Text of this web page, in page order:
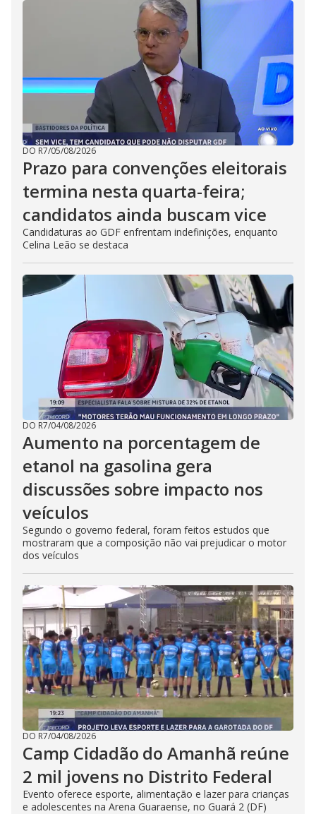
DO R7/05/08/2026
Prazo para convenções eleitorais
termina nesta quarta-feira;
candidatos ainda buscam vice
Candidaturas ao GDF enfrentam indefinições, enquanto
Celina Leão se destaca
DO R7/04/08/2026
Aumento na porcentagem de
etanol na gasolina gera
discussões sobre impacto nos
veículos
Segundo o governo federal, foram feitos estudos que
mostraram que a composição não vai prejudicar o motor
dos veículos
DO R7/04/08/2026
Camp Cidadão do Amanhã reúne
2 mil jovens no Distrito Federal
Evento oferece esporte, alimentação e lazer para crianças
e adolescentes na Arena Guaraense, no Guará 2 (DF)